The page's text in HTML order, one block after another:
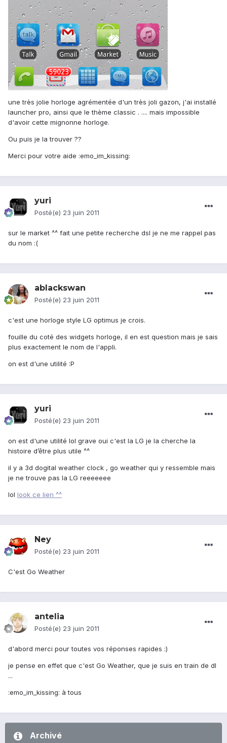
une très jolie horloge agrémentée d'un très joli gazon, j'ai installé
launcher pro, ainsi que le thème classic . .... mais impossible
d'avoir cette mignonne horloge.
Ou puis je la trouver ??
Merci pour votre aide :emo_im_kissing:
yuri
Posté(e) 23 juin 2011
sur le market ^^ fait une petite recherche dsl je ne me rappel pas
du nom :(
ablackswan
Posté(e) 23 juin 2011
c'est une horloge style LG optimus je crois.
fouille du coté des widgets horloge, il en est question mais je sais
plus exactement le nom de l'appli.
on est d'une utilité :P
yuri
Posté(e) 23 juin 2011
on est d'une utilité lol grave oui c'est la LG je la cherche la
histoire d’être plus utile ^^
il y a 3d dogital weather clock , go weather qui y ressemble mais
je ne trouve pas la LG reeeeeee
lol look ce lien ^^
Ney
Posté(e) 23 juin 2011
C'est Go Weather
antelia
Posté(e) 23 juin 2011
d'abord merci pour toutes vos réponses rapides :)
je pense en effet que c'est Go Weather, que je suis en train de dl
...
:emo_im_kissing: à tous
Archivé